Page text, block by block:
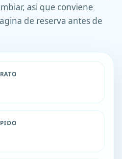
asi que conviene
de reserva antes de